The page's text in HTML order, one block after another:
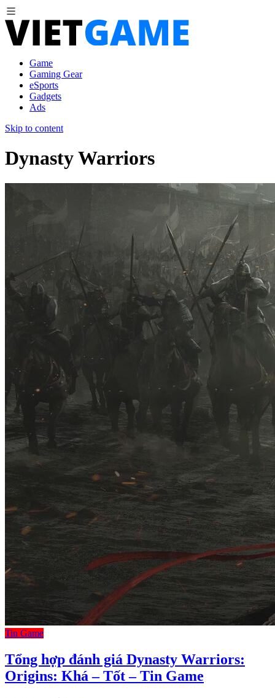
Game
Gaming Gear
eSports
Gadgets
Ads
Skip to content
Dynasty Warriors
Tin Game
Tổng hợp đánh giá Dynasty Warriors:
Origins: Khá – Tốt – Tin Game